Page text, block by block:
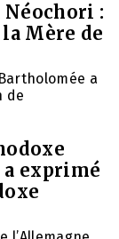
:
Mère de
a
de
a exprimé